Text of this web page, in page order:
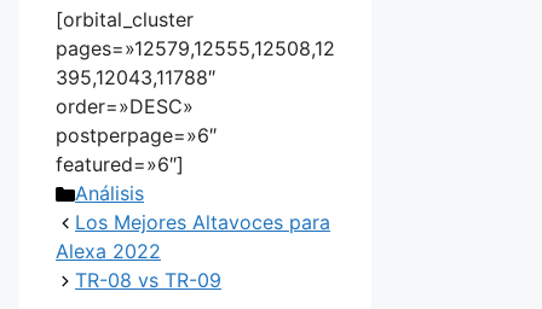
[orbital_cluster
pages=»12579,12555,12508,12
395,12043,11788″
order=»DESC»
postperpage=»6″
featured=»6″]
Categorías
Análisis
Los Mejores Altavoces para
Alexa 2022
TR-08 vs TR-09